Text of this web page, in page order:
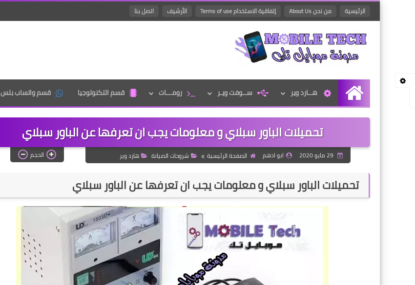
الرئيسية من نحن About Us إتفاقية الاستخدام Terms of use الأرشيف اتصل بنا
الرئيسيةهــارد وير ســوفت ويـر رومـــات قسم التكنولوجيا قسم واتساب بلس
تحميلات الباور سبلاي و معلومات يجب ان تعرفها عن الباور سبلاي
ابو ادهم الصفحة الرئيسية شروحات الصيانة هارد وير الحجم
تحميلات الباور سبلاي و معلومات يجب ان تعرفها عن الباور سبلاي